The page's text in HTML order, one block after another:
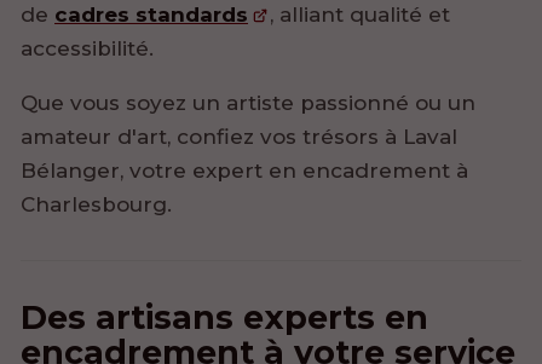
de cadres standards
, alliant qualité et
accessibilité.
Que vous soyez un artiste passionné ou un
amateur d'art, confiez vos trésors à Laval
Bélanger, votre expert en encadrement à
Charlesbourg.
Des artisans experts en
encadrement à votre service